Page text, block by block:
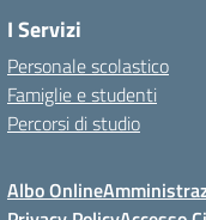
I Servizi
Personale scolastico
Famiglie e studenti
Percorsi di studio
Albo Online